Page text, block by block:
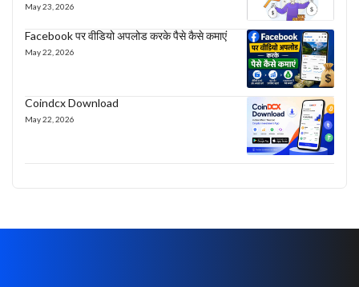
May 23, 2026
Facebook पर वीडियो अपलोड करके पैसे कैसे कमाएं
May 22, 2026
Coindcx Download
May 22, 2026